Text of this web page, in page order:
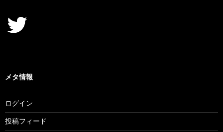
Twitter
メタ情報
ログイン
投稿フィード